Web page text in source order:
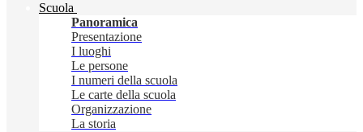
Scuola
Panoramica
Presentazione
I luoghi
Le persone
I numeri della scuola
Le carte della scuola
Organizzazione
La storia